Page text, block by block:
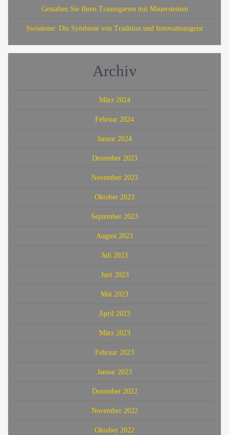
Gestalten Sie Ihren Traumgarten mit Mauersteinen
Swisstone: Die Symbiose von Tradition und Innovationsgeist
Archiv
März 2024
Februar 2024
Januar 2024
Dezember 2023
November 2023
Oktober 2023
September 2023
August 2023
Juli 2023
Juni 2023
Mai 2023
April 2023
März 2023
Februar 2023
Januar 2023
Dezember 2022
November 2022
Oktober 2022